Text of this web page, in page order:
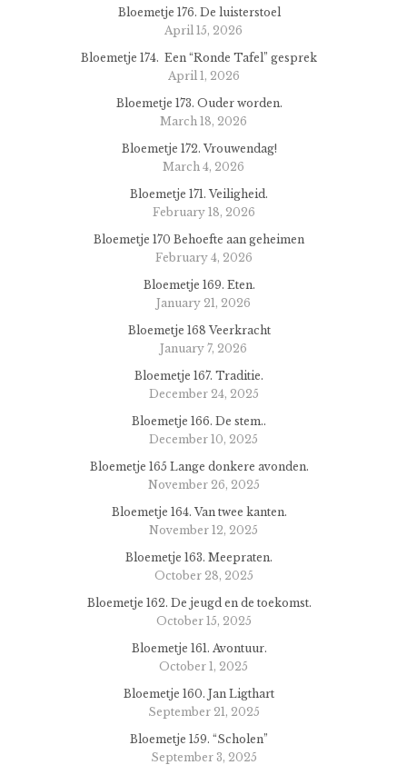
Bloemetje 176. De luisterstoel
April 15, 2026
Bloemetje 174. Een “Ronde Tafel” gesprek
April 1, 2026
Bloemetje 173. Ouder worden.
March 18, 2026
Bloemetje 172. Vrouwendag!
March 4, 2026
Bloemetje 171. Veiligheid.
February 18, 2026
Bloemetje 170 Behoefte aan geheimen
February 4, 2026
Bloemetje 169. Eten.
January 21, 2026
Bloemetje 168 Veerkracht
January 7, 2026
Bloemetje 167. Traditie.
December 24, 2025
Bloemetje 166. De stem..
December 10, 2025
Bloemetje 165 Lange donkere avonden.
November 26, 2025
Bloemetje 164. Van twee kanten.
November 12, 2025
Bloemetje 163. Meepraten.
October 28, 2025
Bloemetje 162. De jeugd en de toekomst.
October 15, 2025
Bloemetje 161. Avontuur.
October 1, 2025
Bloemetje 160. Jan Ligthart
September 21, 2025
Bloemetje 159. “Scholen”
September 3, 2025